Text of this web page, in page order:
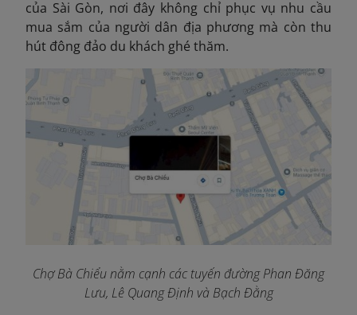
của Sài Gòn, nơi đây không chỉ phục vụ nhu cầu
mua sắm của người dân địa phương mà còn thu
hút đông đảo du khách ghé thăm.
Chợ Bà Chiểu nằm cạnh các tuyến đường Phan Đăng
Lưu, Lê Quang Định và Bạch Đằng